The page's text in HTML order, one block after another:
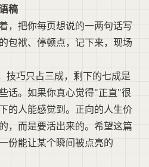
稿
，把你每页想说的一两句话写
包袱、停顿点，记下来，现场
技巧只占三成，剩下的七成是
话。如果你真心觉得"正直"很
的人能感觉到。正向的人生价
，而是要活出来的。希望这篇
份能让某个瞬间被点亮的